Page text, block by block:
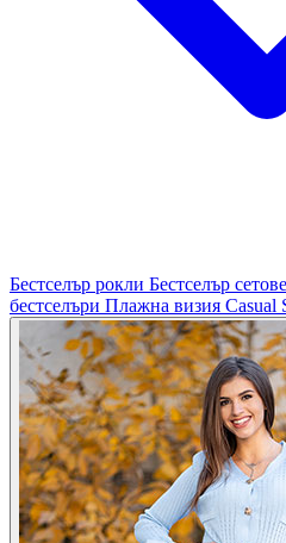
Бестселър рокли Бестселър сетове
бестселъри Плажна визия Casual